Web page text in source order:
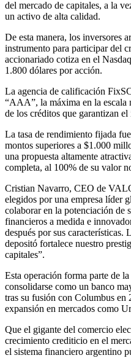
del mercado de capitales, a la
un activo de alta calidad.
De esta manera, los inversores
instrumento para participar del
accionariado cotiza en el
1.800 dólares por acción.
La agencia de calificación
“AAA”, la máxima en la escala
de los créditos que garantizan el
La tasa de rendimiento fijada
montos superiores a $1.000
una propuesta altamente
completa, al 100% de su valor
Cristian Navarro, CEO de
elegidos por una empresa líder
colaborar en la potenciación de
financieros a medida e
después por sus
depositó fortalece nuestro
capitales”.
Esta operación forma parte de
consolidarse como un banco
tras su fusión con Columbus en
expansión en mercados como
Que el gigante del comercio
crecimiento crediticio en el
el sistema financiero argentino